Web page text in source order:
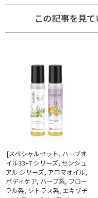
この記事を見
[スペシャルセット, ハーブオ
イル33+7 シリーズ, センシュ
アル シリーズ, アロマオイル,
ボディケア, ハーブ系, フロー
ラル系, シトラス系, エキゾチ